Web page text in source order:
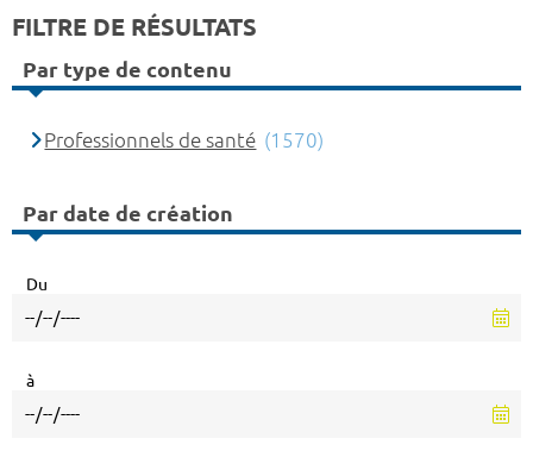
FILTRE DE RÉSULTATS
Par type de contenu
Professionnels de santé (1570)
Par date de création
Du
à